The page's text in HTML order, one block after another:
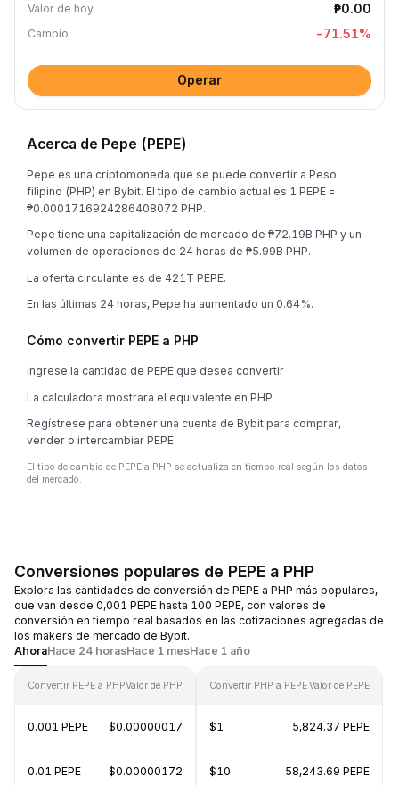
Valor de hoy ₱0.00
Cambio -71.51%
Operar
Acerca de Pepe (PEPE)
Pepe es una criptomoneda que se puede convertir a Peso
filipino (PHP) en Bybit. El tipo de cambio actual es 1 PEPE =
₱0.0001716924286408072 PHP.
Pepe tiene una capitalización de mercado de ₱72.19B PHP y un
volumen de operaciones de 24 horas de ₱5.99B PHP.
La oferta circulante es de 421T PEPE.
En las últimas 24 horas, Pepe ha aumentado un 0.64%.
Cómo convertir PEPE a PHP
Ingrese la cantidad de PEPE que desea convertir
La calculadora mostrará el equivalente en PHP
Regístrese para obtener una cuenta de Bybit para comprar,
vender o intercambiar PEPE
El tipo de cambio de PEPE a PHP se actualiza en tiempo real según los datos
del mercado.
Conversiones populares de PEPE a PHP
Explora las cantidades de conversión de PEPE a PHP más populares,
que van desde 0,001 PEPE hasta 100 PEPE, con valores de
conversión en tiempo real basados en las cotizaciones agregadas de
los makers de mercado de Bybit.
AhoraHace 24 horasHace 1 mesHace 1 año
Convertir PEPE a PHPValor de PHP
0.001 PEPE $0.00000017
0.01 PEPE $0.00000172
Convertir PHP a PEPEValor de PEPE
$1 5,824.37 PEPE
$10 58,243.69 PEPE